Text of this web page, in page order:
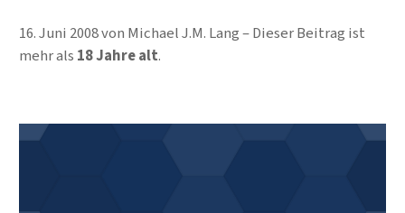
16. Juni 2008von Michael J.M. Lang
Dieser Beitrag ist
mehr als 18 Jahre alt.